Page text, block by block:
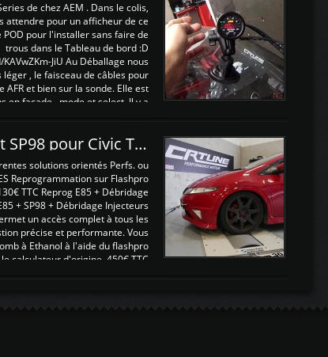
de chez AEM . Dans le colis,
attendre pour un afficheur de ce
pour l'installer sans faire de
trous dans le Tableau de bord :D
JiU Au Déballage nous
, le faisceau de câbles pour
et bien sur la sonde. Elle est
en façade , mode et select. Il y a
Reprogrammations E85 et SP98 pour Civic Type R FN2
solutions orientés Perfs. ou
Reprogrammation sur Flashpro
TTC Reprog E85 + Débridage
+ SP98 + Débridage Injecteurs
un accès complet à tous les
précise et performante. Vous
à Ethanol à l'aide du flashpro
le calculateur d'origine 450€ TTC